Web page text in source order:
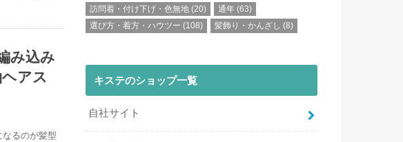
み込み
アス
るのが髪型
訪問着・付け下げ・色無地 (20) 通年 (63)
選び方・着方・ハウツー (108) 髪飾り・かんざし (8)
キステのショップ一覧
自社サイト